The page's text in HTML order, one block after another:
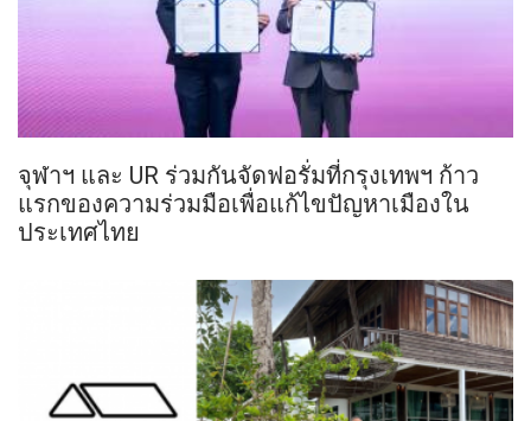
จุฬาฯ และ UR ร่วมกันจัดฟอรั่มที่กรุงเทพฯ ก้าว
แรกของความร่วมมือเพื่อแก้ไขปัญหาเมืองใน
ประเทศไทย